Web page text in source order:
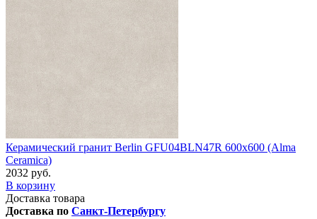
Керамический гранит Berlin GFU04BLN47R 600x600 (Alma
Ceramica)
2032 руб.
В корзину
Доставка товара
Доставка по Санкт-Петербургу